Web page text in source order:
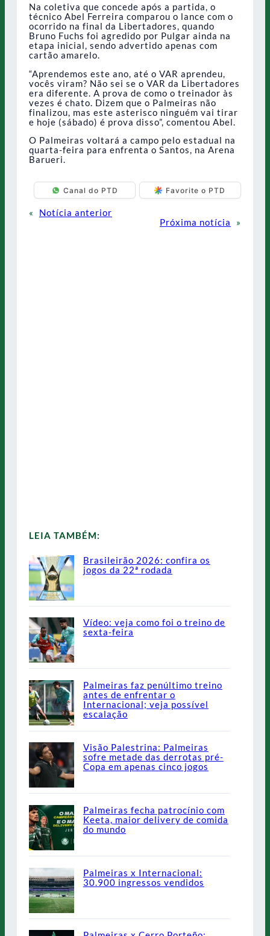
Na coletiva que concede após a partida, o
técnico Abel Ferreira comparou o lance com o
ocorrido na final da Libertadores, quando
Bruno Fuchs foi agredido por Pulgar ainda na
etapa inicial, sendo advertido apenas com
cartão amarelo.
“Aprendemos este ano, até o VAR aprendeu,
vocês viram? Não sei se o VAR da Libertadores
era diferente. A prova de como o treinador às
vezes é chato. Dizem que o Palmeiras não
finalizou, mas este asterisco ninguém vai tirar
e hoje (sábado) é prova disso”, comentou Abel.
O Palmeiras voltará a campo pelo estadual na
quarta-feira para enfrenta o Santos, na Arena
Barueri.
Canal do PTD Favorite o PTD
«
Notícia anterior
Próxima notícia
»
LEIA TAMBÉM:
Brasileirão 2026: confira os
jogos da 22ª rodada
Vídeo: veja como foi o treino de
sexta-feira
Palmeiras faz penúltimo treino
antes de enfrentar o
Internacional; veja possível
escalação
Visão Palestrina: Palmeiras
sofre metade das derrotas pré-
Copa em apenas cinco jogos
Palmeiras fecha patrocínio com
Keeta, maior delivery de comida
do mundo
Palmeiras x Internacional:
30.900 ingressos vendidos